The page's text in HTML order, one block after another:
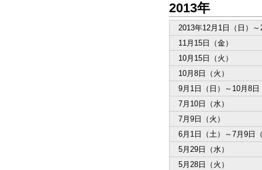
2013年
2013年12月1日（日）
11月15日（金）
10月15日（火）
10月8日（火）
9月1日（日）～10月8日
7月10日（水）
7月9日（火）
6月1日（土）～7月9日
5月29日（水）
5月28日（火）